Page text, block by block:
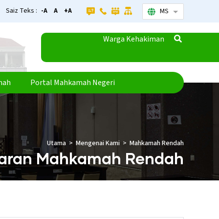
Saiz Teks : -A A +A MS Senarai
Warga Kehakiman
Portal Mahkamah Negeri
Mahkamah Rendah
Utama Mengenai Kami Mahkamah Rendah